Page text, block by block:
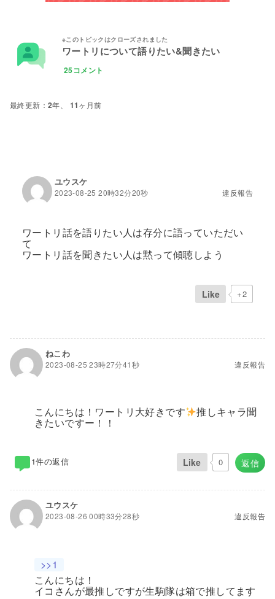
ワートリについて語りたい&聞きたい
25コメント
2年、 11ヶ月前
ユウスケ
2023-08-25 20時32分20秒 違反報告
ワートリ話を語りたい人は存分に語っていただい
て
ワートリ話を聞きたい人は黙って傾聴しよう
Like +2
ねこわ
2023-08-25 23時27分41秒 違反報告
こんにちは！ワートリ大好きです 推しキャラ聞
きたいですー！！
返信
Like 0
1件の返信
ユウスケ
2023-08-26 00時33分28秒 違反報告
>>1
こんにちは！
イコさんが最推しですが生駒隊は箱で推してます